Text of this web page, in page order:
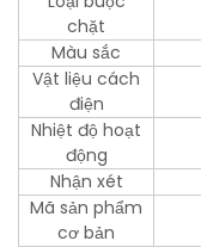
chặt
Màu sắc
Vật liệu cách
điện
Nhiệt độ hoạt
động
Nhận xét
Mã sản phẩm
cơ bản